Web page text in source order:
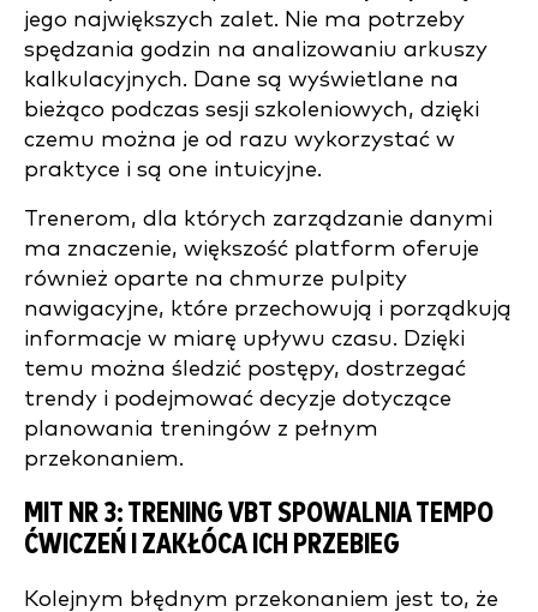
jego największych zalet. Nie ma potrzeby
spędzania godzin na analizowaniu arkuszy
kalkulacyjnych. Dane są wyświetlane na
bieżąco podczas sesji szkoleniowych, dzięki
czemu można je od razu wykorzystać w
praktyce i są one intuicyjne.
Trenerom, dla których zarządzanie danymi
ma znaczenie, większość platform oferuje
również oparte na chmurze pulpity
nawigacyjne, które przechowują i porządkują
informacje w miarę upływu czasu. Dzięki
temu można śledzić postępy, dostrzegać
trendy i podejmować decyzje dotyczące
planowania treningów z pełnym
przekonaniem.
MIT NR 3: TRENING VBT SPOWALNIA TEMPO
ĆWICZEŃ I ZAKŁÓCA ICH PRZEBIEG
Kolejnym błędnym przekonaniem jest to, że